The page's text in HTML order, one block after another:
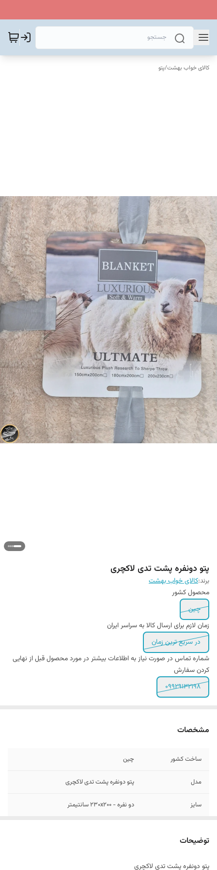
کالای خواب بهشت/پتو
پتو دونفره پشت تدی لاکچری
برند:کالای خواب بهشت
محصول کشور
چین
زمان لازم برای ارسال کالا به سراسر ایران
در سریع ترین زمان
شماره تماس در صورت نیاز به اطلاعات بیشتر در مورد محصول قبل از نهایی
کردن سفارش
۰۹۹۲۹۱۳۲۱۹۸
مشخصات
ساخت کشور چین
مدل پتو دونفره پشت تدی لاکچری
سایز دو نفره - ۲۳۰x۲۰۰ سانتیمتر
توضیحات
پتو دونفره پشت تدی لاکچری